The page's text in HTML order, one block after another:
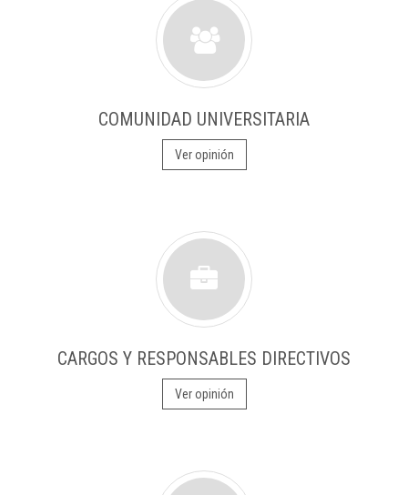
COMUNIDAD UNIVERSITARIA
Ver opinión
CARGOS Y RESPONSABLES DIRECTIVOS
Ver opinión